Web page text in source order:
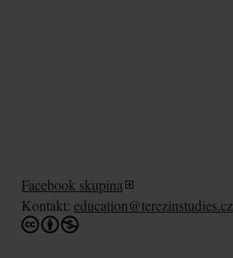
Facebook skupina
Kontakt: education@terezinstudies.cz